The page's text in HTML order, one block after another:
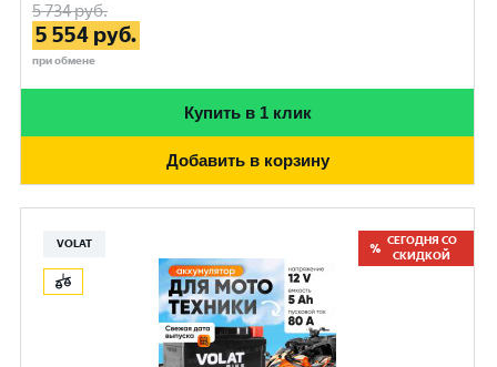
5 734руб.
5 554 руб.
при обмене
Купить в 1 клик
Добавить в корзину
VOLAT
СЕГОДНЯ СО
СКИДКОЙ